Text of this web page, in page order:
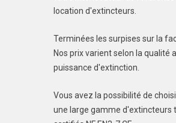
location d'extincteurs.
Terminées les surpises sur la
Nos prix varient selon la qualité
puissance d'extinction.
Vous avez la possibilité de
une large gamme d'extincteurs